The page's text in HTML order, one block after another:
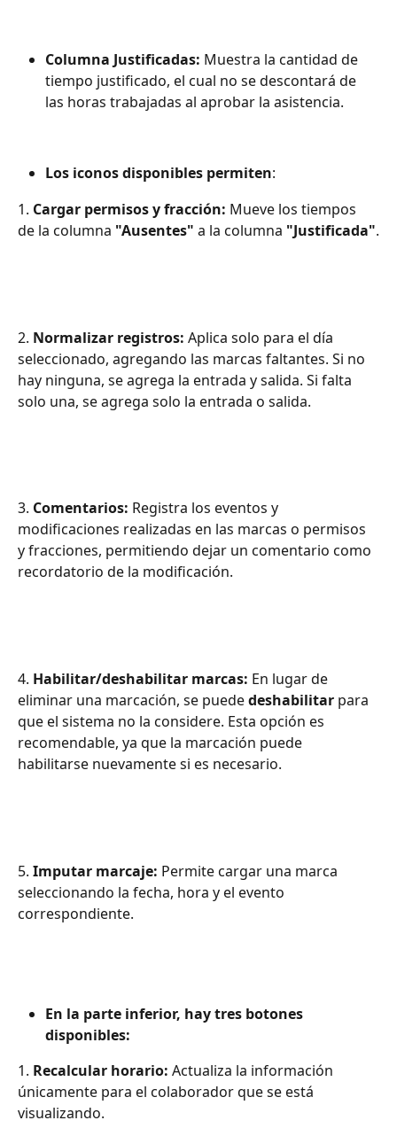
Columna Justificadas: Muestra la cantidad de
tiempo justificado, el cual no se descontará de
las horas trabajadas al aprobar la asistencia.
Los iconos disponibles permiten:
1. Cargar permisos y fracción: Mueve los tiempos
de la columna "Ausentes" a la columna "Justificada".
2. Normalizar registros: Aplica solo para el día
seleccionado, agregando las marcas faltantes. Si no
hay ninguna, se agrega la entrada y salida. Si falta
solo una, se agrega solo la entrada o salida.
3. Comentarios: Registra los eventos y
modificaciones realizadas en las marcas o permisos
y fracciones, permitiendo dejar un comentario como
recordatorio de la modificación.
4. Habilitar/deshabilitar marcas: En lugar de
eliminar una marcación, se puede deshabilitar para
que el sistema no la considere. Esta opción es
recomendable, ya que la marcación puede
habilitarse nuevamente si es necesario.
5. Imputar marcaje: Permite cargar una marca
seleccionando la fecha, hora y el evento
correspondiente.
En la parte inferior, hay tres botones
disponibles:
1. Recalcular horario: Actualiza la información
únicamente para el colaborador que se está
visualizando.